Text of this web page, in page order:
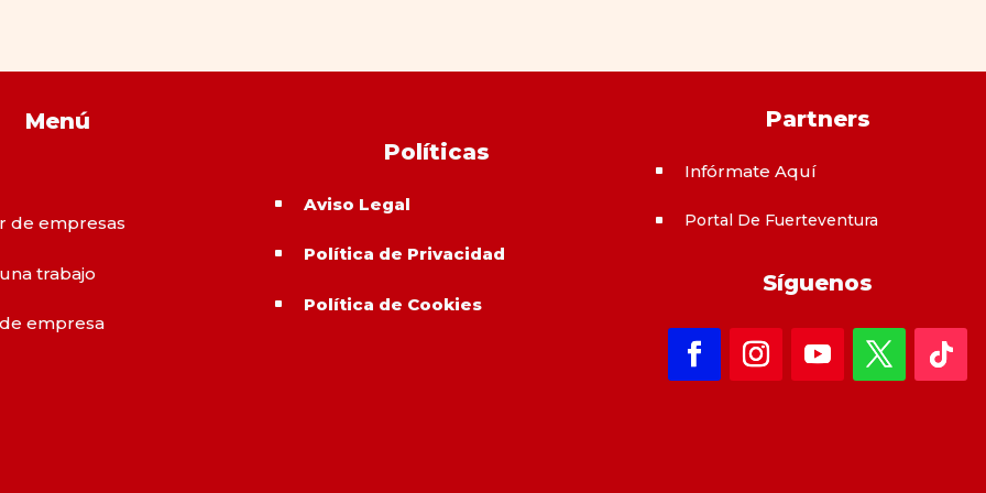
Menú
de empresas
trabajo
empresa
Políticas
^ Aviso Legal
^ Política de Privacidad
^ Política de Cookies
Partners
^ Infórmate Aquí
^ Portal De Fuerteventura
Síguenos